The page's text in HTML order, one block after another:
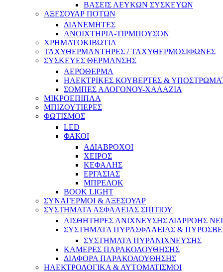
ΒΑΣΕΙΣ ΛΕΥΚΩΝ ΣΥΣΚΕΥΩΝ
ΑΞΕΣΟΥΑΡ ΠΟΤΩΝ
ΔΙΑΝΕΜΗΤΕΣ
ΑΝΟΙΧΤΗΡΙΑ-ΤΙΡΜΠΟΥΣΟΝ
ΧΡΗΜΑΤΟΚΙΒΩΤΙΑ
ΤΑΧΥΘΕΡΜΑΝΤΗΡΕΣ / ΤΑΧΥΘΕΡΜΟΣΙΦΩΝΕΣ
ΣΥΣΚΕΥΕΣ ΘΕΡΜΑΝΣΗΣ
ΑΕΡΟΘΕΡΜΑ
ΗΛΕΚΤΡΙΚΕΣ ΚΟΥΒΕΡΤΕΣ &
ΣΟΜΠΕΣ ΑΛΟΓΟΝΟΥ-ΧΑΛΑΖΙΑ
ΜΙΚΡΟΕΠΙΠΛΑ
ΜΠΙΖΟΥΤΙΕΡΕΣ
ΦΩΤΙΣΜΟΣ
LED
ΦΑΚΟΙ
ΑΔΙΑΒΡΟΧΟΙ
ΧΕΙΡΟΣ
ΚΕΦΑΛΗΣ
ΕΡΓΑΣΙΑΣ
ΜΠΡΕΛΟΚ
BOOK LIGHT
ΣΥΝΑΓΕΡΜΟΙ & ΑΞΕΣΟΥΑΡ
ΣΥΣΤΗΜΑΤΑ ΑΣΦΑΛΕΙΑΣ ΣΠΙΤΙΟΥ
ΑΙΣΘΗΤΗΡΕΣ ΑΝΙΧΝΕΥΣΗΣ ΔΙΑΡΡΟΗΣ
ΣΥΣΤΗΜΑΤΑ ΠΥΡΑΣΦΑΛΕΙΑΣ &
ΣΥΣΤΗΜΑΤΑ ΠΥΡΑΝΙΧΝΕΥΣΗΣ
ΚΑΜΕΡΕΣ ΠΑΡΑΚΟΛΟΥΘΗΣΗΣ
ΔΙΑΦΟΡΑ ΠΑΡΑΚΟΛΟΥΘΗΣΗΣ
ΗΛΕΚΤΡΟΛΟΓΙΚΑ & ΑΥΤΟΜΑΤΙΣΜΟΙ